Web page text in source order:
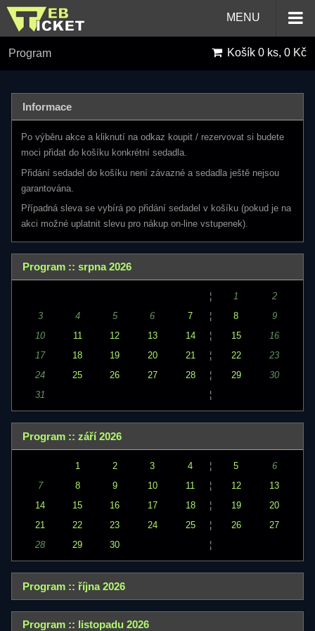
MENU
Program Košík 0 ks, 0 Kč
Informace
Po výběru akce a kliknutí na odkaz koupit / rezervovat si budete
moci přidat do košíku konkrétní sedadla.
Přidání sedadel do košíku není závazné a sedadla ještě nejsou
garantována.
Případná sleva se vybírá po přidání sedadel v košíku (pokud je na
akci možné uplatnit slevu pro nákup on-line vstupenek).
Program :: srpna 2026
¦ 1
2
3
4 5 6 7 ¦ 8
9
10
11 12 13 14 ¦ 15
16
17
18 19 20 21 ¦ 22
23
24
25 26 27 28 ¦ 29
30
31
¦
Program :: září 2026
1 2 3 4 ¦ 5
6
7
8 9 10 11 ¦ 12
13
14
15 16 17 18 ¦ 19
20
21
22 23 24 25 ¦ 26
27
28
29 30 ¦
Program :: října 2026
Program :: listopadu 2026